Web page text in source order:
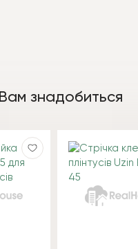
Вам знадобиться